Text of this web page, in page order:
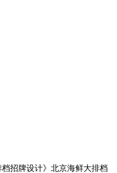
招牌设计》北京海鲜大排档